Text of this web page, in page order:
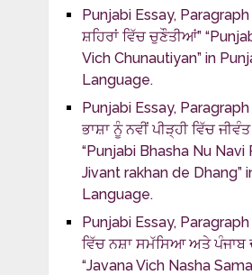
Punjabi Essay,
ਸ਼ਹਿਰਾਂ ਵਿੱਚ ਚੁਣੌਤੀਆਂ”
Vich Chunautiyan” in
Language.
Punjabi Essay, Paragraph
ਭਾਸ਼ਾ ਨੂੰ ਨਵੀਂ ਪੀੜ੍ਹੀ ਵਿੱਚ
“Punjabi Bhasha Nu Navi
Jivant rakhan de Dhang”
Language.
Punjabi Essay, Paragraph
ਵਿੱਚ ਨਸ਼ਾ ਸਮੱਸਿਆ ਅਤੇ ਪੰਜਾਬ
“Javana Vich Nasha